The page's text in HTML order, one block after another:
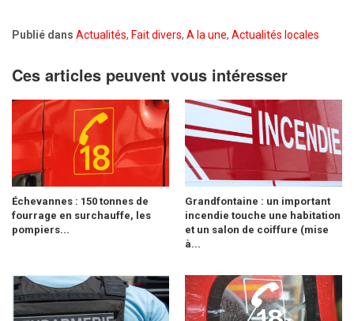
Publié dans Actualités, Fait divers, A la une, Actualités locales
Ces articles peuvent vous intéresser
Échevannes : 150 tonnes de
fourrage en surchauffe, les
pompiers...
Grandfontaine : un important
incendie touche une habitation
et un salon de coiffure (mise
à...